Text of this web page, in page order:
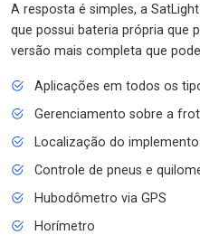
A resposta é simples, a
que possui bateria própria que
versão mais completa que
Aplicações em todos os
Gerenciamento sobre a
Localização do implemento
Controle de pneus e
Hubodômetro via GPS
Horímetro